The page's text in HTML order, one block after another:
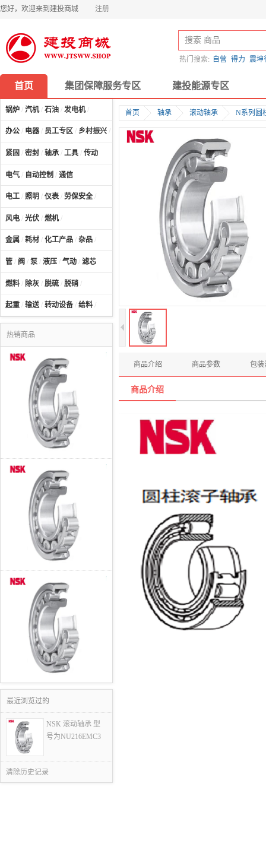
您好，欢迎来到建投商城 注册
热门搜索: 自营 得力 震坤
首页 集团保障服务专区 建投能源专区
锅炉 / 汽机/ 石油 / 发电机/
办公 / 电器 / 员工专区 / 乡村振兴 / 计算机及配件
紧固 / 密封 / 轴承 / 工具 / 传动
电气 / 自动控制 / 通信
电工 / 照明 / 仪表 / 劳保安全 /
风电 / 光伏 / 燃机/
金属 / 耗材 / 化工产品 / 杂品 /
管 / 阀 / 泵 / 液压 / 气动 / 滤芯
燃料 / 除灰 / 脱硫 / 脱硝 /
起重 / 输送/ 转动设备 / 给料 /
热销商品
最近浏览过的
NSK 滚动轴承 型
号为NU216EMC3
清除历史记录
首页 轴承 滚动轴承 N系列圆
商品介绍 商品参数 包装
商品介绍